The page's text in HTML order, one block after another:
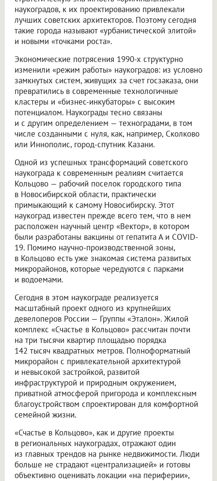
наукоградов, к их проектированию привлекали
лучших советских архитекторов. Поэтому сегодня
такие города называют «урбанистической элитой»
и новыми «точками роста».
Экономические потрясения 1990-х структурно
изменили «режим работы» наукоградов: из условно
замкнутых систем, живущих за счет госзаказа, они
превратились в современные технологичные
кластеры и «бизнес-инкубаторы» с высоким
потенциалом. Наукограды тесно связаны
и с другим определением — техноградами, в том
числе созданными с нуля, как, например, Сколково
или Иннополис, город-спутник Казани.
Одной из успешных трансформаций советского
наукограда к современным реалиям считается
Кольцово — рабочий поселок городского типа
в Новосибирской области, практически
примыкающий к самому Новосибирску. Этот
наукоград известен прежде всего тем, что в нем
расположен научный центр «Вектор», в котором
были разработаны вакцины от гепатита А и COVID-
19. Помимо научно-производственной зоны,
в Кольцово есть уже знакомая система развитых
микрорайонов, которые чередуются с парками
и водоемами.
Сегодня в этом наукограде реализуется
масштабный проект одного из крупнейших
девелоперов России — Группы «Эталон». Жилой
комплекс «Счастье в Кольцово» рассчитан почти
на три тысячи квартир площадью порядка
142 тысяч квадратных метров. Полноформатный
микрорайон с привлекательной архитектурой
и невысокой застройкой, развитой
инфраструктурой и природным окружением,
приватной атмосферой пригорода и комплексным
благоустройством спроектирован для комфортной
семейной жизни.
«Счастье в Кольцово», как и другие проекты
в региональных наукоградах, отражают один
из главных трендов на рынке недвижимости. Люди
больше не страдают «централизацией» и готовы
объективно оценивать локации «на периферии»,